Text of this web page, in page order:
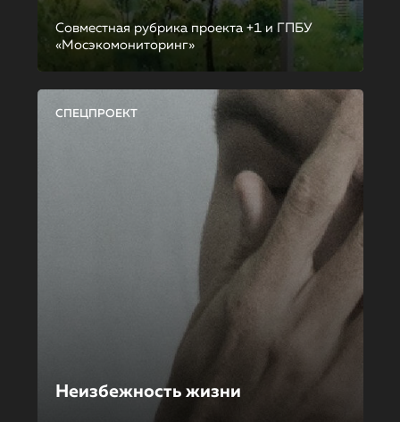
Совместная рубрика проекта +1 и ГПБУ
«Мосэкомониторинг»
СПЕЦПРОЕКТ
Неизбежность жизни